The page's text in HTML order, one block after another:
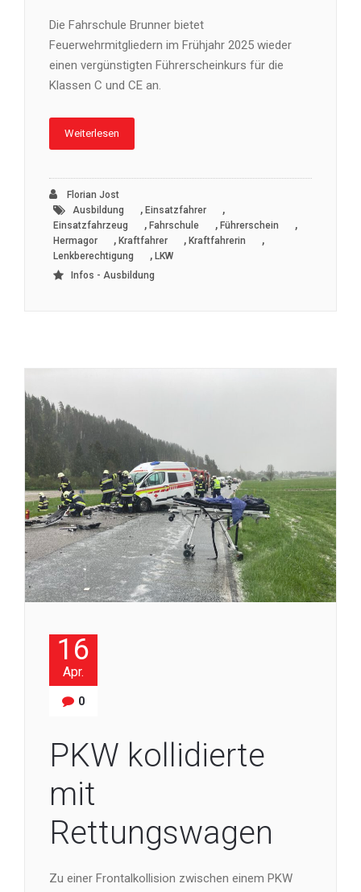
Die Fahrschule Brunner bietet
Feuerwehrmitgliedern im Frühjahr 2025 wieder
einen vergünstigten Führerscheinkurs für die
Klassen C und CE an.
Weiterlesen
Florian Jost
Ausbildung
, Einsatzfahrer ,
Einsatzfahrzeug , Fahrschule , Führerschein ,
Hermagor , Kraftfahrer , Kraftfahrerin ,
Lenkberechtigung , LKW
Infos - Ausbildung
16
Apr.
0
PKW kollidierte
mit
Rettungswagen
Zu einer Frontalkollision zwischen einem PKW